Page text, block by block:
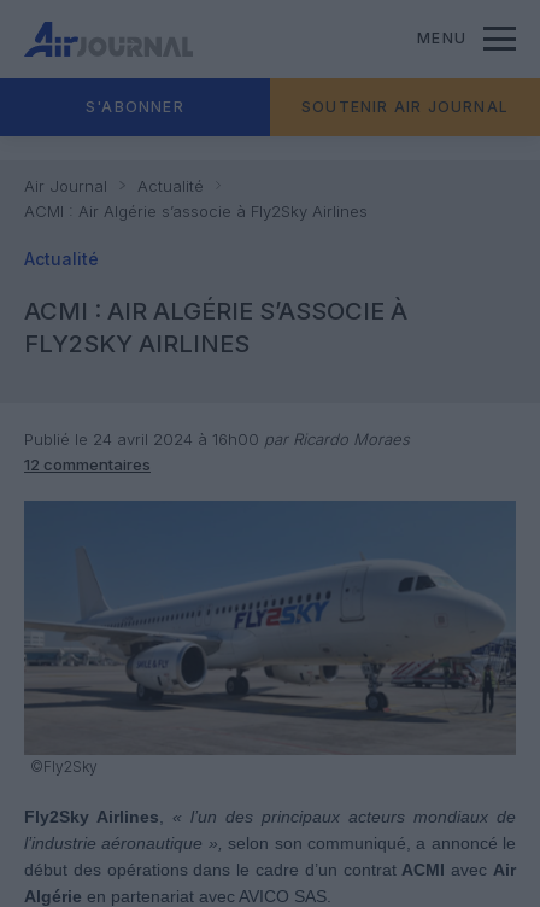
MENU
S'ABONNER SOUTENIR AIR JOURNAL
Air Journal
Actualité
ACMI : Air Algérie s’associe à Fly2Sky Airlines
Actualité
ACMI : AIR ALGÉRIE S’ASSOCIE À
FLY2SKY AIRLINES
Publié le 24 avril 2024 à 16h00 par Ricardo Moraes
12 commentaires
©Fly2Sky
Fly2Sky Airlines
« l’un des principaux acteurs mondiaux de
l’industrie aéronautique »,
selon son communiqué, a annoncé le
début des opérations dans le cadre d’un contrat ACMI avec Air
Algérie en partenariat avec AVICO SAS.